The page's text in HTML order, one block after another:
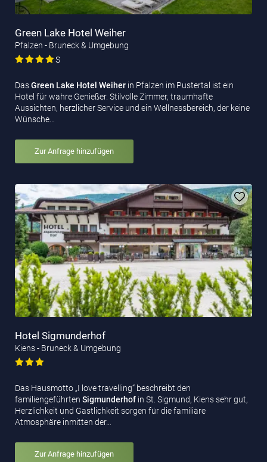
Green Lake Hotel Weiher
Pfalzen - Bruneck & Umgebung
S
DasGreen Lake Hotel Weiher in Pfalzen im Pustertal ist ein
Hotel für wahre Genießer. Stilvolle Zimmer, traumhafte
Aussichten, herzlicher Service und ein Wellnessbereich, der keine
Wünsche…
Zur Anfrage hinzufügen
Hotel Sigmunderhof
Kiens - Bruneck & Umgebung
Das Hausmotto „I love travelling“ beschreibt den
familiengeführten Sigmunderhof in St. Sigmund, Kiens sehr gut,
Herzlichkeit und Gastlichkeit sorgen für die familiäre
Atmosphäre inmitten der…
Zur Anfrage hinzufügen